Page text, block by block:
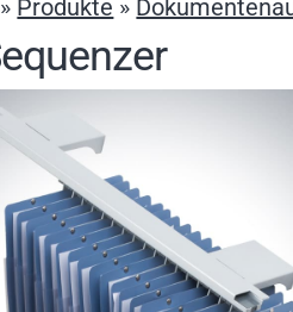
» Produkte »